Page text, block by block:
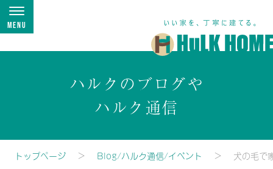
Menu
ハルクのブログや
ハルク通信
トップページ Blog/ハルク通信/イベント 犬の毛で